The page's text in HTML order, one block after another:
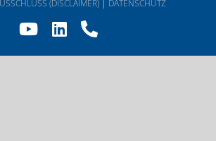
(DISCLAIMER) | DATENSCHUTZ
YouTube
LinkedInTelefon